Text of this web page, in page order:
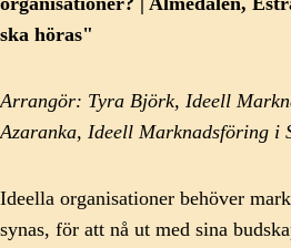
ska höras"
Arrangör: Tyra Björk, Ideell
Azaranka, Ideell Marknadsföring i
Ideella organisationer behöver
synas, för att nå ut med sina